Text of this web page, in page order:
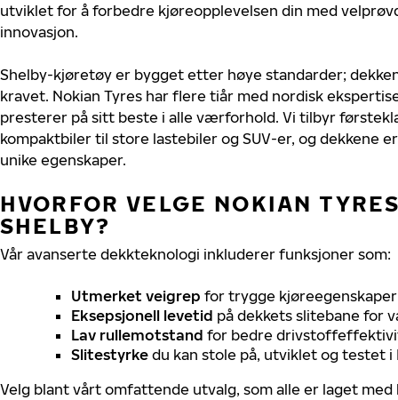
utviklet for å forbedre kjøreopplevelsen din med
innovasjon.
Shelby-kjøretøy er bygget etter høye standarder;
kravet. Nokian Tyres har flere tiår med nordisk
presterer på sitt beste i alle værforhold. Vi tilbyr
kompaktbiler til store lastebiler og SUV-er, og dekkene
unike egenskaper.
HVORFOR VELGE NOKIAN
SHELBY?
Vår avanserte dekkteknologi inkluderer funksjoner som:
Utmerket veigrep for trygge
Eksepsjonell levetid på dekkets slitebane for
Lav rullemotstand for bedre
Slitestyrke du kan stole på, utviklet og testet i
Velg blant vårt omfattende utvalg, som alle er laget